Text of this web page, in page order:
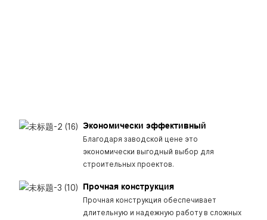
Экономически эффективный
Благодаря заводской цене это
экономически выгодный выбор для
строительных проектов.
Прочная конструкция
Прочная конструкция обеспечивает
длительную и надежную работу в сложных